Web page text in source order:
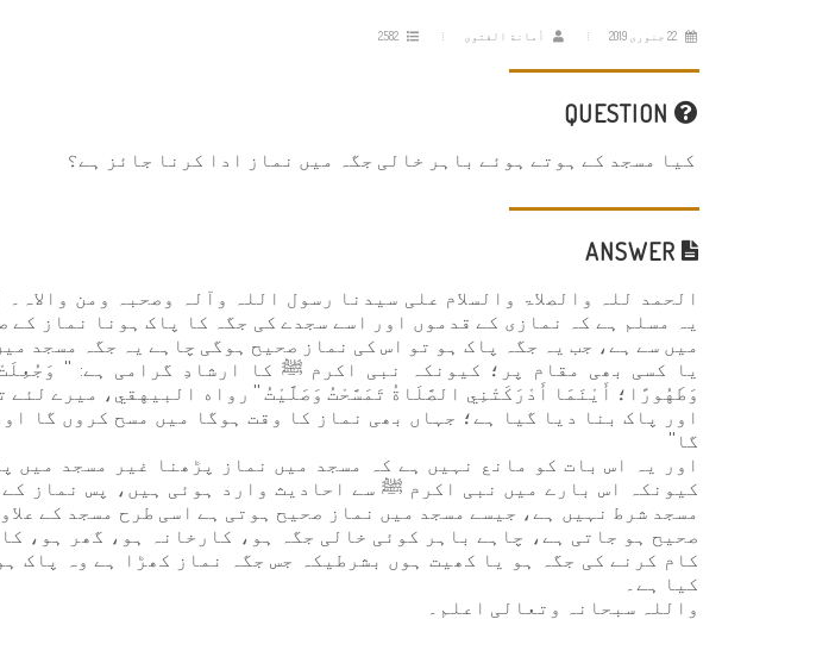
أمانة الفتوى
کیا مسجد کے ہوتے ہوئے باہر خالی جگہ میں نماز ادا کرنا جائز ہے؟
الحمد للہ والصلاۃ والسلام علی سیدنا رسول اللہ وآلہ وصحبہ ومن
یہ مسلم ہے کہ نمازی کے قدموں اور اسے سجدے کی جگہ کا پاک ہونا نماز کے
میں سے ہے، جب یہ جگہ پاک ہو تو اس کی نماز صحیح ہوگی چاہے یہ جگہ مسجد
یا کسی بھی مقام پر؛ کیونکہ نبی اکرم ﷺ کا ارشادِ گرامی ہے: ''
وَطَهُورًا؛ أَيْنَمَا أَدْرَكَتْنِي الصَّلَاةُ تَمَسَّحْتُ وَصَلَّيْتُ '' رواه البيهقي، میرے لئے
اور پاک بنا دیا گیا ہے؛ جہاں بھی نماز کا وقت ہوگا میں مسح کروں گا
گا''
اور یہ اس بات کو مانع نہیں ہے کہ مسجد میں نماز پڑھنا غیر مسجد میں
کیونکہ اس بارے میں نبی اکرم ﷺ سے احادیث وارد ہوئی ہیں، پس نماز
مسجد شرط نہیں ہے، جیسے مسجد میں نماز صحیح ہوتی ہے اسی طرح مسجد کے
صحیح ہو جاتی ہے، چاہے باہر کوئی خالی جگہ ہو، کارخانہ ہو، گھر ہو،
کام کرنے کی جگہ ہو یا کھیت ہوں بشرطیکہ جس جگہ نماز کھڑا ہے وہ پاک
کیا ہے۔
واللہ سبحانہ وتعالی اعلم۔